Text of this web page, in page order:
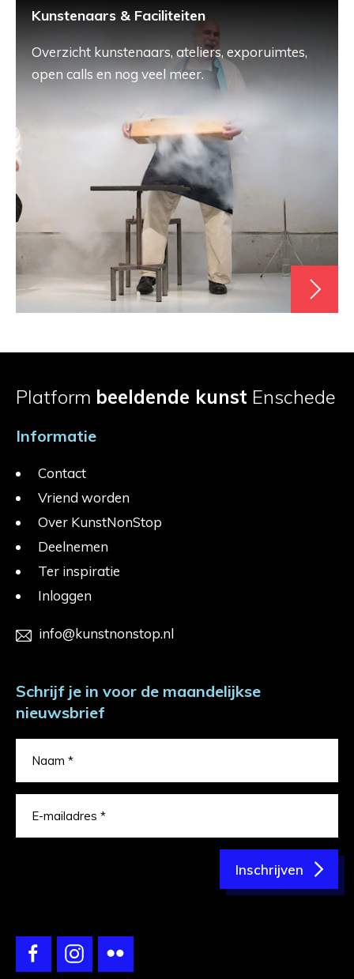
Kunstenaars & Faciliteiten
Overzicht kunstenaars, ateliers, exporuimtes,
open calls en nog veel meer.
Platform beeldende kunst Enschede
Informatie
Contact
Vriend worden
Over KunstNonStop
Deelnemen
Ter inspiratie
Inloggen
info@kunstnonstop.nl
Schrijf je in voor de maandelijkse
nieuwsbrief
Inschrijven